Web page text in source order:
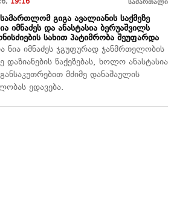
19:16 სამართალი
გიგა ავალიანის საქმეზე
იმნაძეს და ანასტასია ბერუაშვილს
სახით პატიმრობა შეუფარდა
ნია იმნაძეს ჯგუფურად ჯანმრთელობის
დაზიანების წაქეზებას, ხოლო ანასტასია
მძიმე დანაშაულის
ედავება.